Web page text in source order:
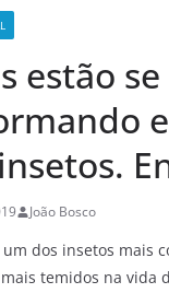
estão se
João Bosco
dos insetos mais
temidos na vida